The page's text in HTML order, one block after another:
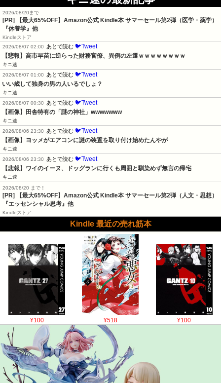
2026/08/20まで
[PR]
【最大65%OFF】Amazon公式 Kindle本 サマーセール第2弾（医学・薬学）
『休養学』他
Kindleストア
2026/08/07 02:00 あとで読む 🐦Tweet
【悲報】高市早苗に逆らった財務官僚、異例の左遷ｗｗｗｗｗｗｗｗ
キニ速
2026/08/07 01:00 あとで読む 🐦Tweet
いい歳して独身の男の人いるでしょ？
キニ速
2026/08/07 00:30 あとで読む 🐦Tweet
【画像】田舎特有の「謎の神社」wwwwwww
キニ速
2026/08/06 23:30 あとで読む 🐦Tweet
【画像】ヨッメがエアコンに謎の装置を取り付け始めたんやが
キニ速
2026/08/06 23:30 あとで読む 🐦Tweet
【悲報】ワイのイーヌ、ドッグランに行くも周囲と馴染めず無言の帰宅
キニ速
2026/08/20 まで！
[PR]
【最大65%OFF】Amazon公式 Kindle本 サマーセール第2弾（人文・思想）
『エッセンシャル思考』他
Kindleストア
Kindle 最近の売れ筋本
¥100 ¥518 ¥100